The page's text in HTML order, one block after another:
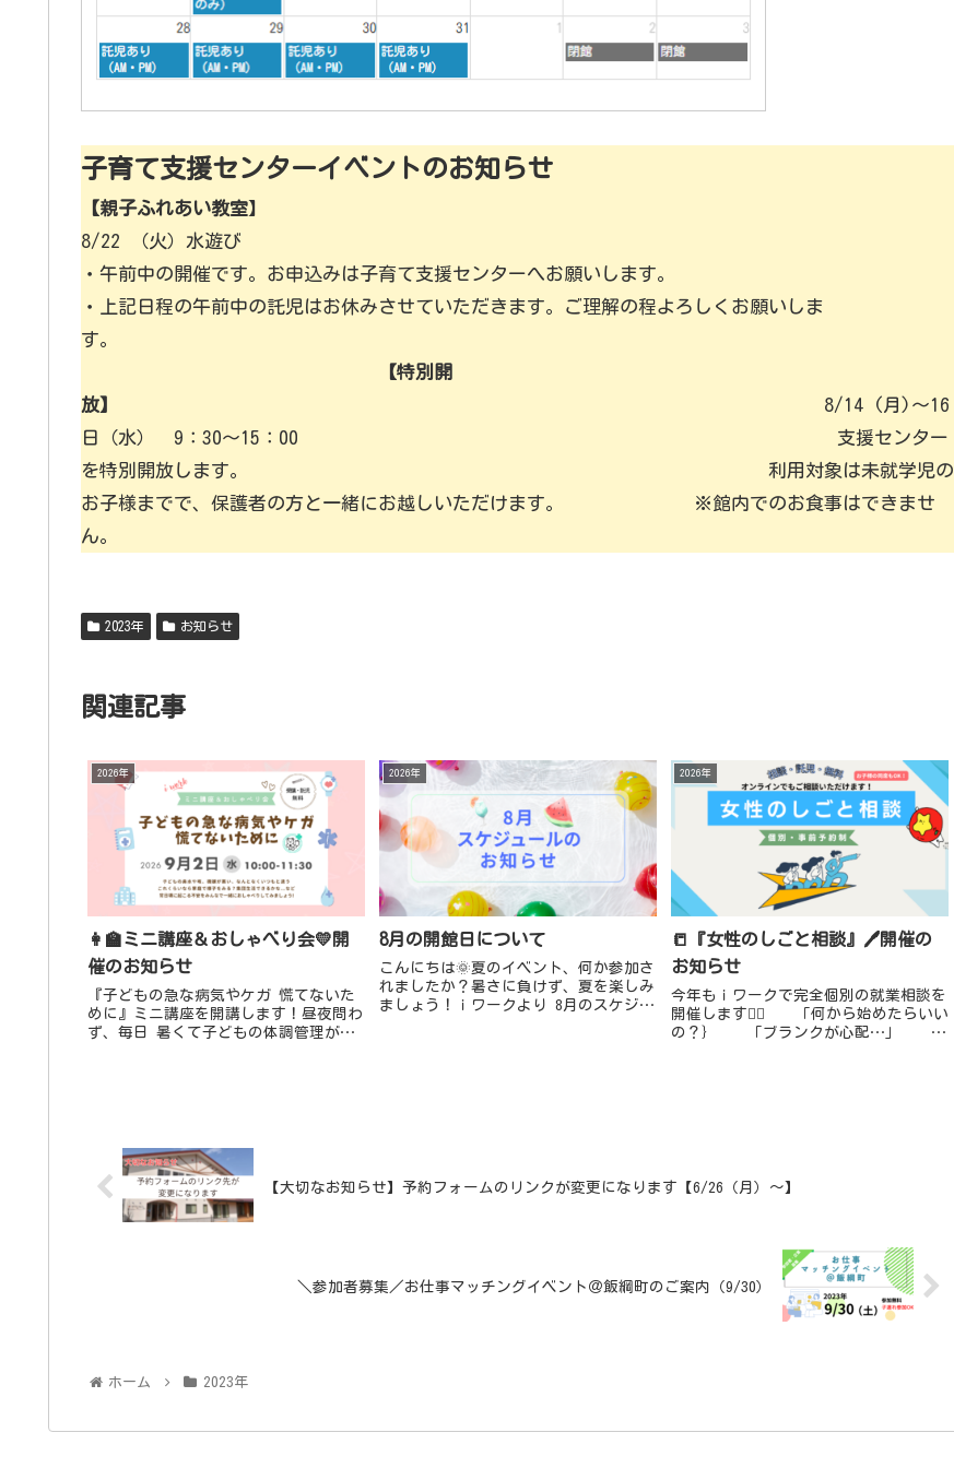
子育て支援センターイベントのお知らせ
【親子ふれあい教室】
8/22 （火）水遊び
・午前中の開催です。お申込みは子育て支援センターへお願いします。
・上記日程の午前中の託児はお休みさせていただきます。ご理解の程よろしくお願いしま
す。
【特別開
放】
8/14 (月)～16
日（水） 9：30～15：00 支援センター
を特別開放します。 利用対象は未就学児の
お子様までで、保護者の方と一緒にお越しいただけます。 ※館内でのお食事はできませ
ん。
2023年 お知らせ
関連記事
2026年
👩‍🏫ミニ講座＆おしゃべり会💛開
催のお知らせ
『子どもの急な病気やケガ 慌てないた
めに』ミニ講座を開講します！昼夜問わ
ず、毎日 暑くて子どもの体調管理が難
2026年
8月の開館日について
こんにちは🌞夏のイベント、何か参加さ
れましたか？暑さに負けず、夏を楽しみ
ましょう！ｉワークより 8月のスケジュ
2026年
📒『女性のしごと相談』🖊️開催の
お知らせ
今年もｉワークで完全個別の就業相談を
開催します💁‍♀️ 「何から始めたらいい
の？｝ 「ブランクが心配…」
【大切なお知らせ】予約フォームのリンクが変更になります【6/26（月）～】
＼参加者募集／お仕事マッチングイベント＠飯綱町のご案内（9/30）
ホーム 2023年